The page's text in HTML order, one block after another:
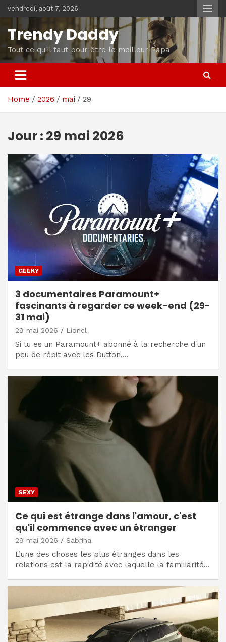
to
content
vendredi, août 7, 2026
Trendy Daddy
Tout ce qu'il faut pour être le meilleur Papa
Home 2026 mai 29
Jour : 29 mai 2026
GEEKY
3 documentaires Paramount+
fascinants à regarder ce week-end (29-
31 mai)
29 mai 2026 Lionel
Si tu es un Paramount+ abonné à la recherche d'un
peu de répit avec les Dutton,…
SEXY
Ce qui est étrange dans l'amour, c'est
qu'il commence avec un étranger
29 mai 2026 Sabrina
L’une des choses les plus étranges dans les
relations est la rapidité avec laquelle la familiarité…